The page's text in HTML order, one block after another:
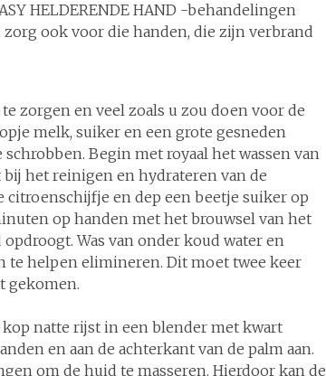
HELDERENDE HAND -behandelingen
ook voor die handen, die zijn verbrand
zorgen en veel zoals u zou doen voor de
melk, suiker en een grote gesneden
Begin met royaal het wassen van
het reinigen en hydrateren van de
en dep een beetje suiker op
op handen met het brouwsel van het
Was van onder koud water en
te helpen elimineren. Dit moet twee keer
gekomen.
natte rijst in een blender met kwart
en aan de achterkant van de palm aan.
om de huid te masseren. Hierdoor kan de